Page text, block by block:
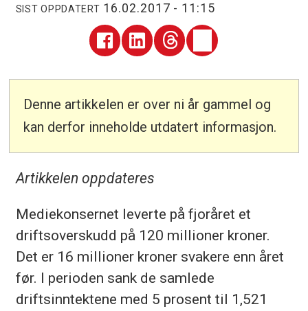
SIST OPPDATERT 16.02.2017 - 11:15
Denne artikkelen er over ni år gammel og
kan derfor inneholde utdatert informasjon.
Artikkelen oppdateres
Mediekonsernet leverte på fjoråret et
driftsoverskudd på 120 millioner kroner.
Det er 16 millioner kroner svakere enn året
før. I perioden sank de samlede
driftsinntektene med 5 prosent til 1,521